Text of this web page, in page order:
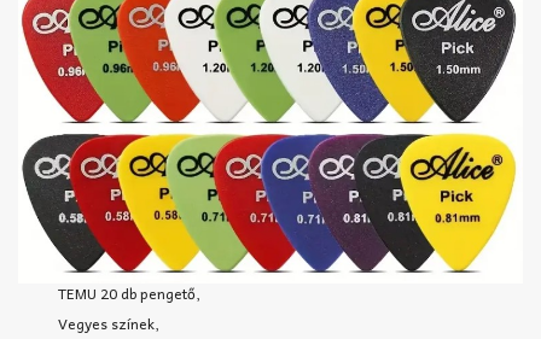
TEMU 20 db pengető,
Vegyes színek,